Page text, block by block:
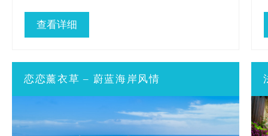
查看详细
恋恋薰衣草 – 蔚蓝海岸风情